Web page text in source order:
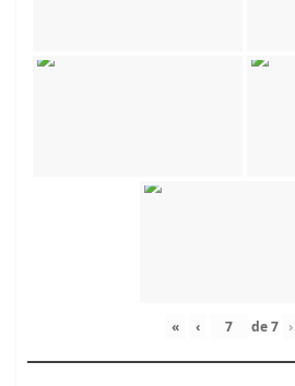
« ‹ de7 ›